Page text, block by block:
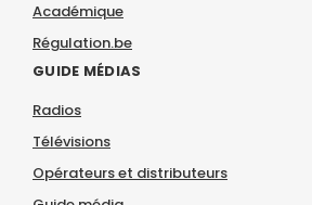
Académique
Régulation.be
GUIDE MÉDIAS
Radios
Télévisions
Opérateurs et distributeurs